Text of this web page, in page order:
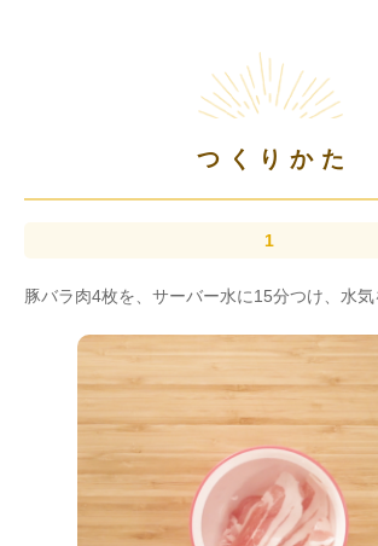
つくりかた
豚バラ肉4枚を、サーバー水に15分つけ、水気